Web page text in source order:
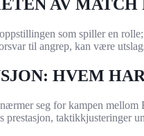
AV MATCH
som spiller en
til angrep, kan være
HVEM
seg for kampen
prestasjon, taktikkjusteringer